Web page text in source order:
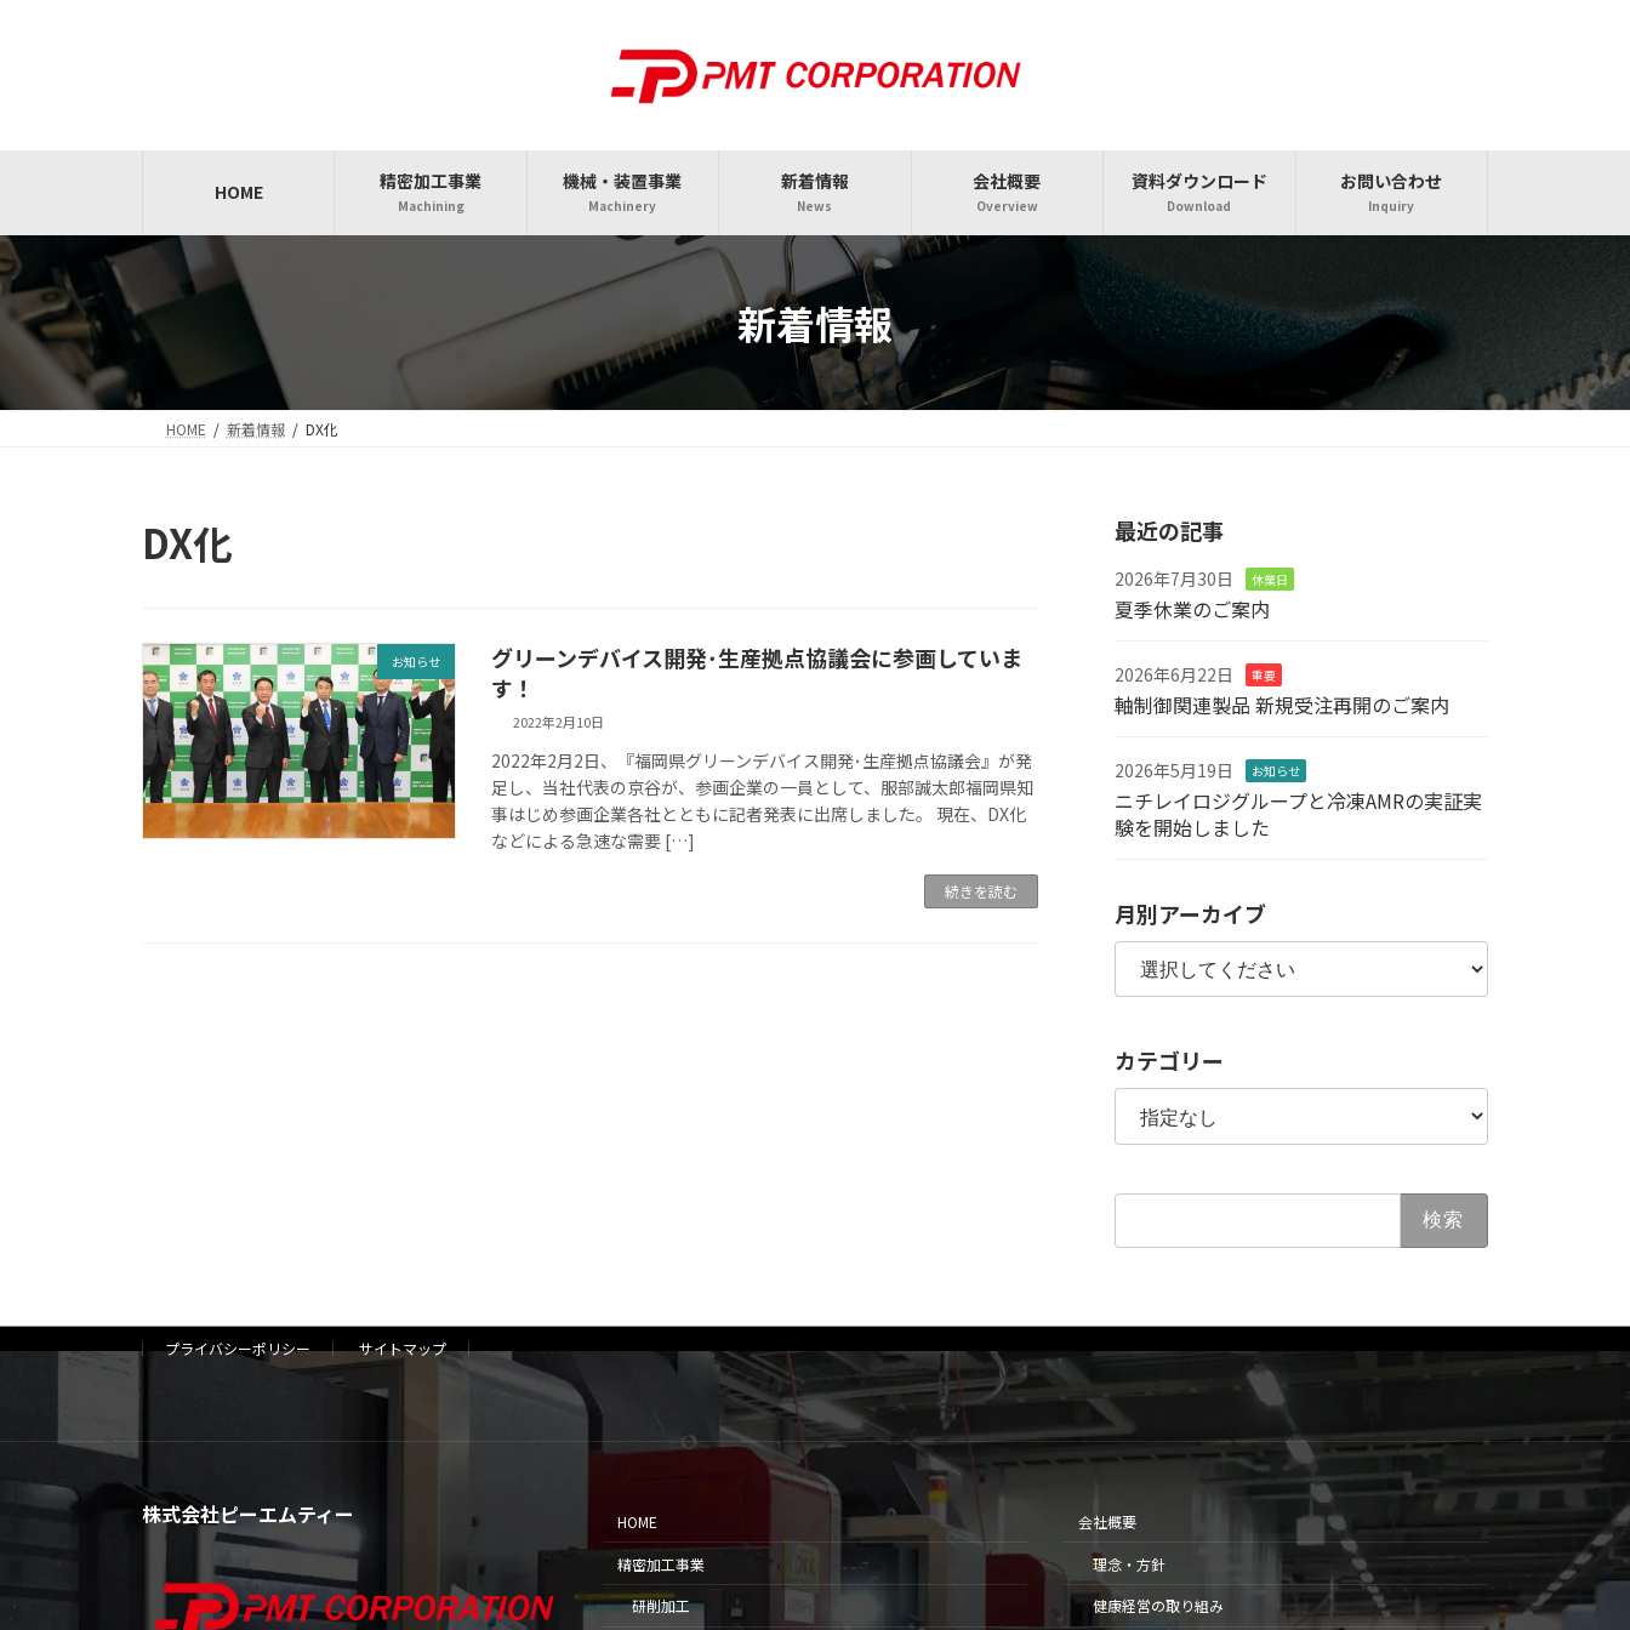
ッ
プ
移
動
HOME 精密加工事業
Machining
機械・装置事業
Machinery
新着情報
News
会社概要
Overview
資料ダウンロード
Download
お問い合わせ
Inquiry
新着情報
HOME 新着情報 DX化
DX化
お知らせ
グリーンデバイス開発･生産拠点協議会に参画していま
す！
2022年2月10日
2022年2月2日、『福岡県グリーンデバイス開発･生産拠点協議会』が発
足し、当社代表の京谷が、参画企業の一員として、服部誠太郎福岡県知
事はじめ参画企業各社とともに記者発表に出席しました。 現在、DX化
などによる急速な需要 […]
続きを読む
最近の記事
2026年7月30日 休業日
夏季休業のご案内
2026年6月22日 重要
軸制御関連製品 新規受注再開のご案内
2026年5月19日 お知らせ
ニチレイロジグループと冷凍AMRの実証実
験を開始しました
月別アーカイブ
カテゴリー
プライバシーポリシー サイトマップ
株式会社ピーエムティー HOME
精密加工事業
研削加工
会社概要
理念・方針
健康経営の取り組み